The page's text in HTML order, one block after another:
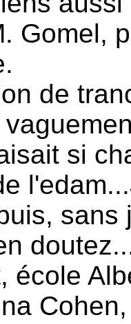
Gomel,
de
si
sans
école